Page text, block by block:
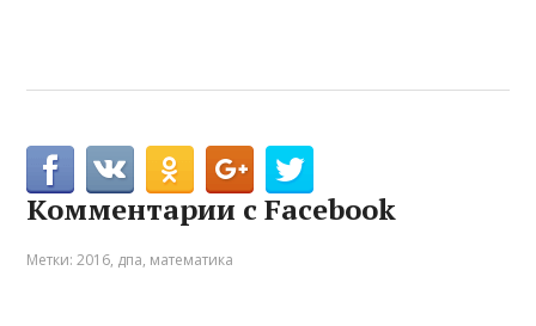
Комментарии с Facebook
Метки:2016, дпа, математика